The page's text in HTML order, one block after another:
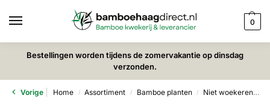
0
Bestellingen worden tijdens de zomervakantie op dinsdag
verzonden.
Vorige Home / Assortiment / Bamboe planten / Niet woekerende bamboe